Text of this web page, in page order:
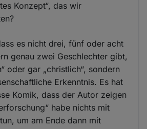
Konzept“, das wir
es nicht drei, fünf oder acht
genau zwei Geschlechter gibt,
oder gar „christlich“, sondern
Erkenntnis. Es hat
Komik, dass der Autor zeigen
habe nichts mit
um am Ende dann mit